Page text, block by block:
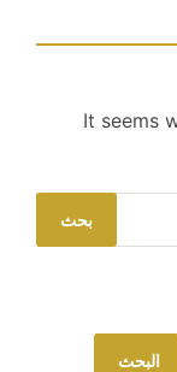
It seems
البحث